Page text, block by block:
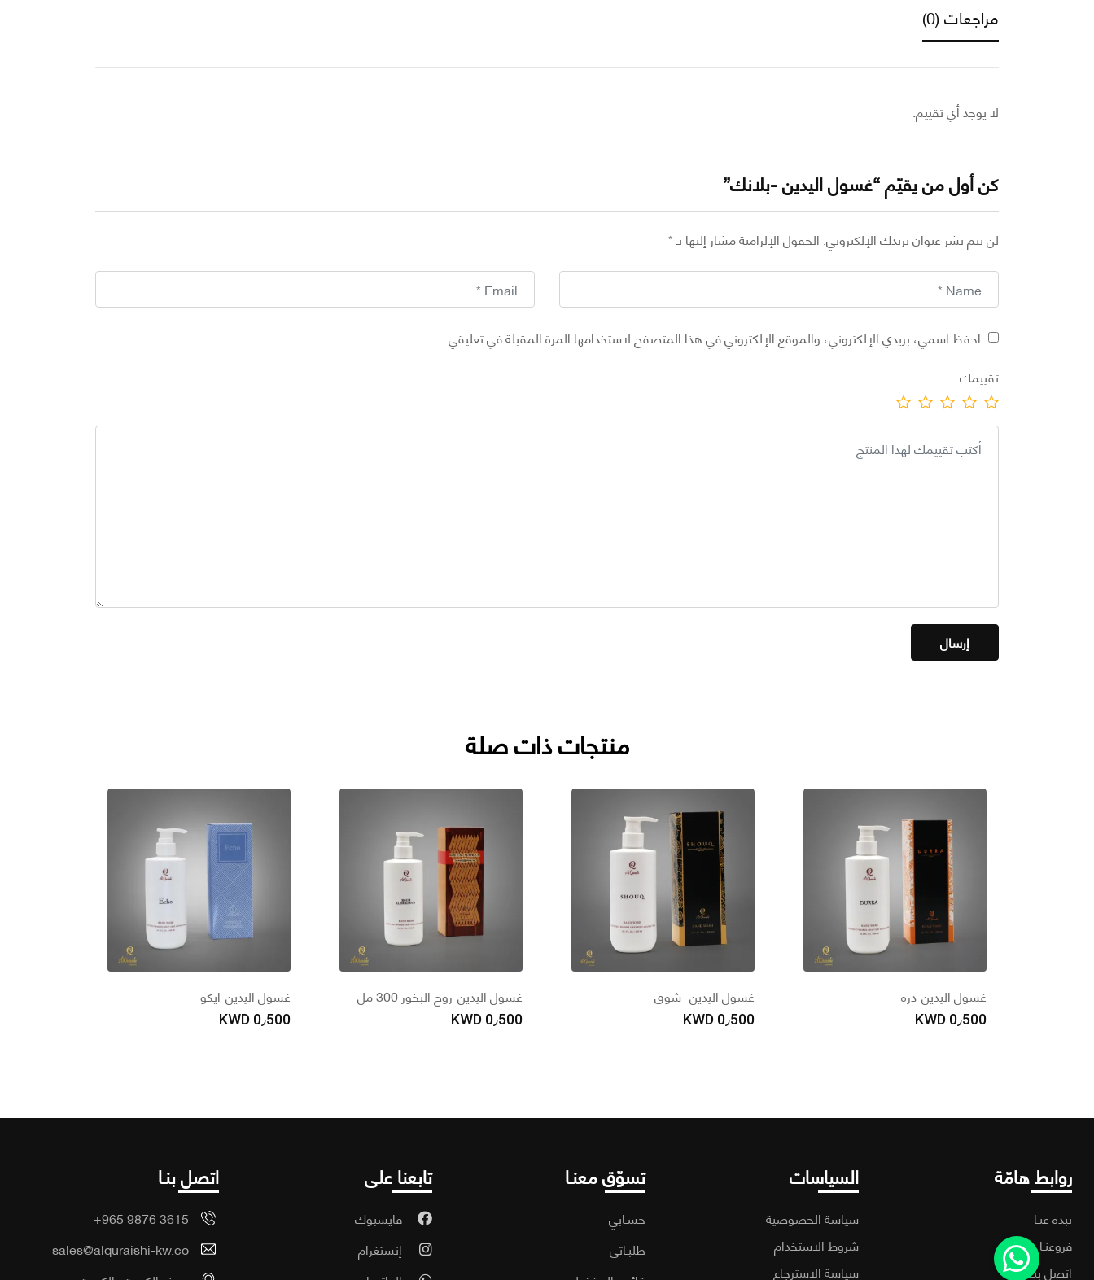
مراجعات (0)
لا يوجد أي تقييم.
كن أول من يقيّم “غسول اليدين -بلانك”
لن يتم نشر عنوان بريدك الإلكتروني. الحقول الإلزامية مشار إليها بـ*
احفظ اسمي، بريدي الإلكتروني، والموقع الإلكتروني في هذا المتصفح لاستخدامها المرة المقبلة في تعليقي.
تقييمك
منتجات ذات صلة
غسول اليدين-دره
0٫500 KWD
غسول اليدين -شوق
0٫500 KWD
غسول اليدين-روح البخور 300 مل
0٫500 KWD
غسول اليدين-ايكو
0٫500 KWD
روابط هامّة
نبذة عنـا
فروعنـا
اتصل بنـا
السياسات
سياسة الخصوصية
شروط الاستخدام
سياسة الاسترجاع
تسوّق معنـا
حسـابي
طلبـاتي
تابعنا على
فايسبوك
إنستغرام
اتصل بنـا
+965 9876 3615
sales@alquraishi-kw.co